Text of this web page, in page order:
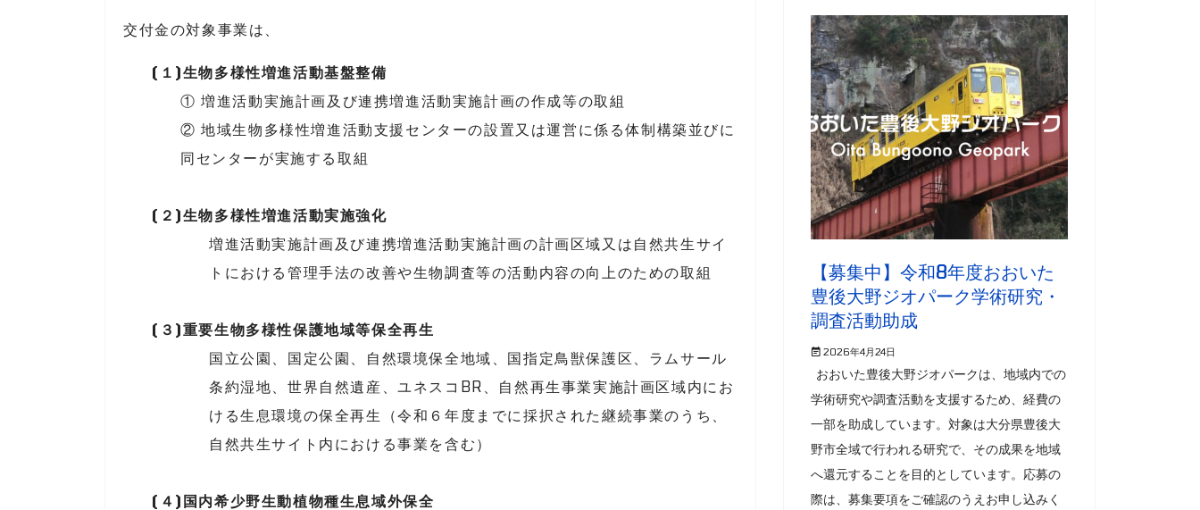
交付金の対象事業は、
(１)生物多様性増進活動基盤整備
① 増進活動実施計画及び連携増進活動実施計画の作成等の取組
② 地域生物多様性増進活動支援センターの設置又は運営に係る体制構築並びに
同センターが実施する取組
(２)生物多様性増進活動実施強化
増進活動実施計画及び連携増進活動実施計画の計画区域又は自然共生サイ
トにおける管理手法の改善や生物調査等の活動内容の向上のための取組
(３)重要生物多様性保護地域等保全再生
国立公園、国定公園、自然環境保全地域、国指定鳥獣保護区、ラムサール
条約湿地、世界自然遺産、ユネスコBR、自然再生事業実施計画区域内にお
ける生息環境の保全再生（令和６年度までに採択された継続事業のうち、
自然共生サイト内における事業を含む）
(４)国内希少野生動植物種生息域外保全
【募集中】令和8年度おおいた
豊後大野ジオパーク学術研究・
調査活動助成
2026年4月24日
おおいた豊後大野ジオパークは、地域内での
学術研究や調査活動を支援するため、経費の
一部を助成しています。対象は大分県豊後大
野市全域で行われる研究で、その成果を地域
へ還元することを目的としています。応募の
際は、募集要項をご確認のうえお申し込みく